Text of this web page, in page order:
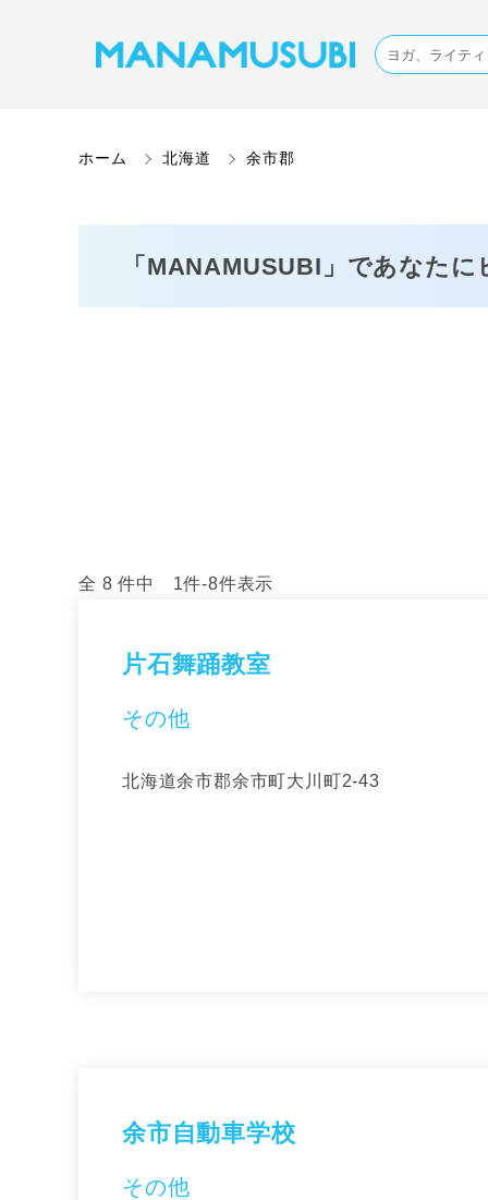
ホーム 北海道 余市郡
「MANAMUSUBI」であなた
全 8 件中 1件-8件表示
片石舞踊教室
その他
北海道余市郡余市町大川町2-43
余市自動車学校
その他